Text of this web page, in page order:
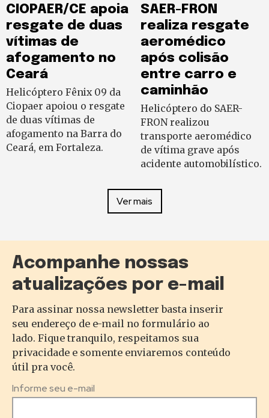
CIOPAER/CE apoia
resgate de duas
vítimas de
afogamento no
Ceará
Helicóptero Fênix 09 da
Ciopaer apoiou o resgate
de duas vítimas de
afogamento na Barra do
Ceará, em Fortaleza.
SAER-FRON
realiza resgate
aeromédico
após colisão
entre carro e
caminhão
Helicóptero do SAER-
FRON realizou
transporte aeromédico
de vítima grave após
acidente automobilístico.
Ver mais
Acompanhe nossas
atualizações por e-mail
Para assinar nossa newsletter basta inserir
seu endereço de e-mail no formulário ao
lado. Fique tranquilo, respeitamos sua
privacidade e somente enviaremos conteúdo
útil pra você.
Informe seu e-mail